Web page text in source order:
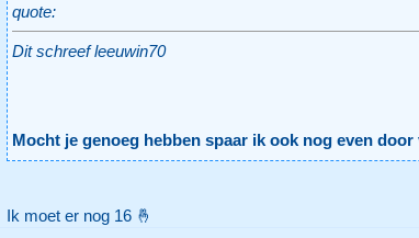
quote:
Dit schreef leeuwin70
Mocht je genoeg hebben spaar ik ook nog even
Ik moet er nog 16 🤞